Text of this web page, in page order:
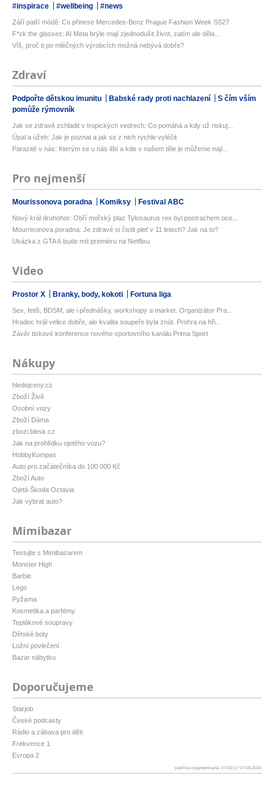
#inspirace #wellbeing #news
Září patří módě: Co přinese Mercedes-Benz Prague Fashion Week SS27
F*ck the glasses: AI Meta brýle mají zjednodušit život, zatím ale děla...
Víš, proč ti po mléčných výrobcích možná nebývá dobře?
Zdraví
Podpořte dětskou imunitu Babské rady proti nachlazení
S čím vším
pomůže rýmovník
Jak se zdravě zchladit v tropických vedrech: Co pomáhá a kdy už riskuj...
Úpal a úžeh: Jak je poznat a jak se z nich rychle vyléčit
Parazité v nás: Kterým se u nás líbí a kde v našem těle je můžeme nají...
Pro nejmenší
Mourissonova poradna Komiksy Festival ABC
Nový král druhohor: Obří mořský plaz Tylosaurus rex byl postrachem oce...
Mourrisonova poradna: Je zdravé si čistit pleť v 11 letech? Jak na to?
Ukázka z GTA 6 bude mít premiéru na Netflixu
Video
Prostor X Branky, body, kokoti Fortuna liga
Sex, fetiš, BDSM, ale i přednášky, workshopy a market. Organizátor Pra...
Hradec hrál velice dobře, ale kvalita soupeře byla znát. Prohra na hři...
Závěr tiskové konference nového sportovního kanálu Prima Sport
Nákupy
hledejceny.cz
Zboží Živě
Osobní vozy
Zboží Dáma
zbozi.blesk.cz
Jak na prohlídku ojetého vozu?
HobbyKompas
Auto pro začátečníka do 100 000 Kč
Zboží Auto
Ojetá Škoda Octavia
Jak vybrat auto?
Mimibazar
Testujte s Mimibazarem
Monster High
Barbie
Lego
Pyžama
Kosmetika a parfémy
Teplákové soupravy
Dětské boty
Ložní povlečení
Bazar nábytku
Doporučujeme
Starjob
České podcasty
Rádio a zábava pro děti
Frekvence 1
Evropa 2
patička vygenerovaná: 07:00:17 07.08.2026